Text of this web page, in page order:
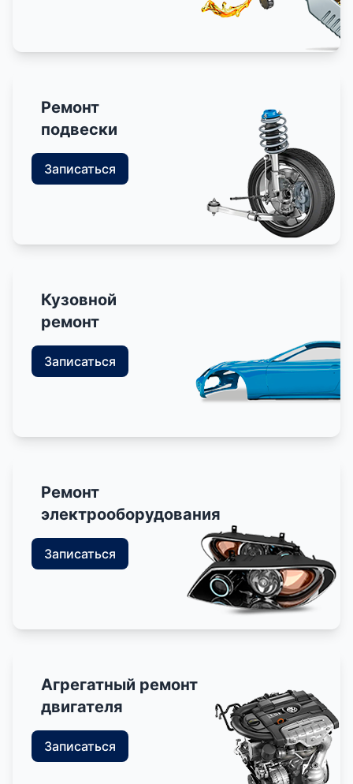
Ремонт
подвески
Записаться
Кузовной
ремонт
Записаться
Ремонт
электрооборудования
Записаться
Агрегатный ремонт
двигателя
Записаться